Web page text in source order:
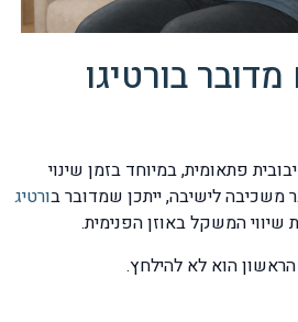
בורטיגו
פתאומית, במיוחד בזמן שינוי
לישיבה, ייתכן שמדובר בורטיג
המשקל באוזן הפנימית.
הוא לא להילחץ.